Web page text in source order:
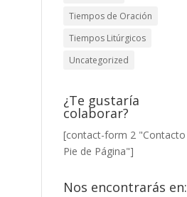
Tiempos de Oración
Tiempos Litúrgicos
Uncategorized
¿Te gustaría
colaborar?
[contact-form 2 "Contacto
Pie de Página"]
Nos encontrarás en: